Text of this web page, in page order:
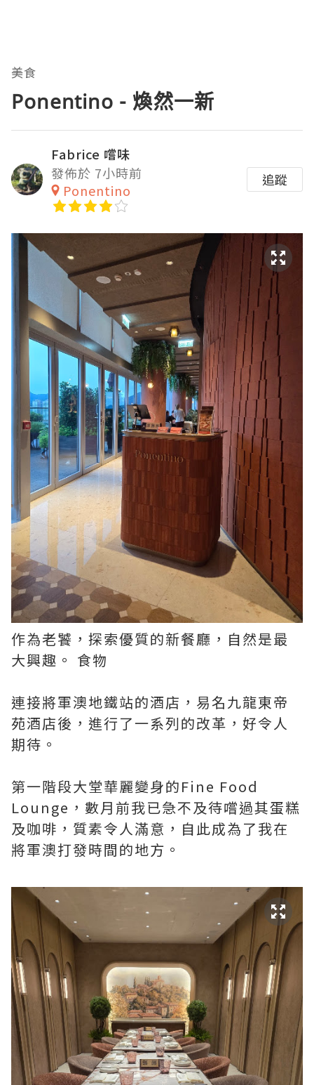
美食
Ponentino - 煥然一新
Fabrice 嚐味
發佈於 7小時前
Ponentino
追蹤
作為老饕，探索優質的新餐廳，自然是最
大興趣。 食物
連接將軍澳地鐵站的酒店，易名九龍東帝
苑酒店後，進行了一系列的改革，好令人
期待。
第一階段大堂華麗變身的Fine Food
Lounge，數月前我已急不及待嚐過其蛋糕
及咖啡，質素令人滿意，自此成為了我在
將軍澳打發時間的地方。